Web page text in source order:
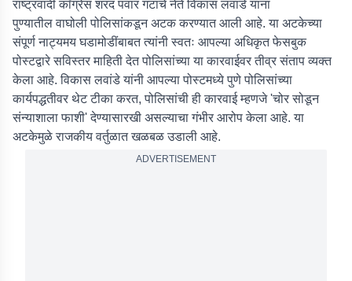
राष्ट्रवादी काँग्रेस शरद पवार गटाचे नेते विकास लवांडे यांना
पुण्यातील वाघोली पोलिसांकडून अटक करण्यात आली आहे. या अटकेच्या
संपूर्ण नाट्यमय घडामोडींबाबत त्यांनी स्वतः आपल्या अधिकृत फेसबुक
पोस्टद्वारे सविस्तर माहिती देत पोलिसांच्या या कारवाईवर तीव्र संताप व्यक्त
केला आहे. विकास लवांडे यांनी आपल्या पोस्टमध्ये पुणे पोलिसांच्या
कार्यपद्धतीवर थेट टीका करत, पोलिसांची ही कारवाई म्हणजे 'चोर सोडून
संन्याशाला फाशी' देण्यासारखी असल्याचा गंभीर आरोप केला आहे. या
अटकेमुळे राजकीय वर्तुळात खळबळ उडाली आहे.
ADVERTISEMENT